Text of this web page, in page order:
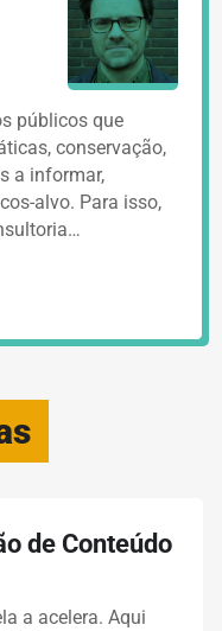
públicos que
conservação,
a informar,
alvo. Para isso,
de Conteúdo
a acelera. Aqui